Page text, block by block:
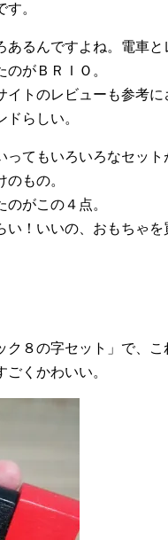
。
あるんですよね。電車と
がＢＲＩＯ。
イトのレビューも参考に
らしい。
ってもいろいろなセッ
もの。
がこの４点。
い！いいの、おもちゃ
ク８の字セット」で、こ
くかわいい。